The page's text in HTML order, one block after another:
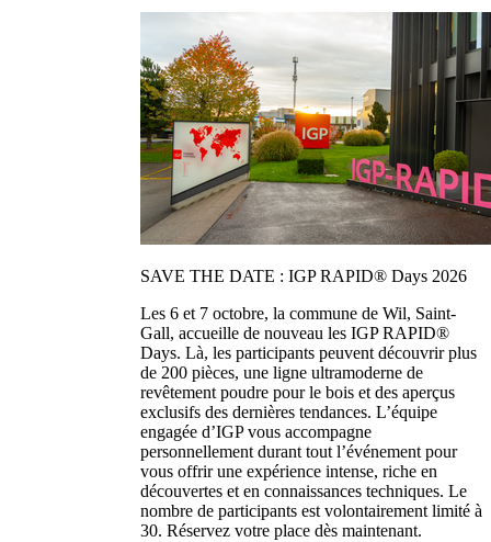
SAVE THE DATE : IGP RAPID® Days 2026
Les 6 et 7 octobre, la commune de Wil, Saint-
Gall, accueille de nouveau les IGP RAPID®
Days. Là, les participants peuvent découvrir plus
de 200 pièces, une ligne ultramoderne de
revêtement poudre pour le bois et des aperçus
exclusifs des dernières tendances. L’équipe
engagée d’IGP vous accompagne
personnellement durant tout l’événement pour
vous offrir une expérience intense, riche en
découvertes et en connaissances techniques. Le
nombre de participants est volontairement limité à
30. Réservez votre place dès maintenant.